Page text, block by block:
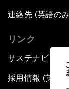
連絡先 (英語の
リンク
サステナビリテ
採用情報 (英語の